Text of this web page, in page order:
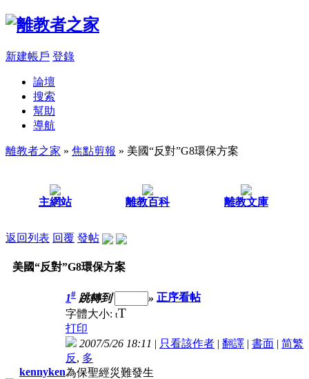
新建帳戶 登錄
論壇
搜索
幫助
導航
離教者之家 » 焦點剪報 » 美國“反對”G8環保方案
主網站 離教百科 離教文庫
返回列表 回覆 發帖
美國“反對”G8環保方案
kennyken
1# 跳轉到 » 正序看帖
字體大小: tT
打印
2007/5/26 18:11 | 只看該作者 | 翻譯 | 書面 | 简繁
反 , 多
為保聖經災難發生